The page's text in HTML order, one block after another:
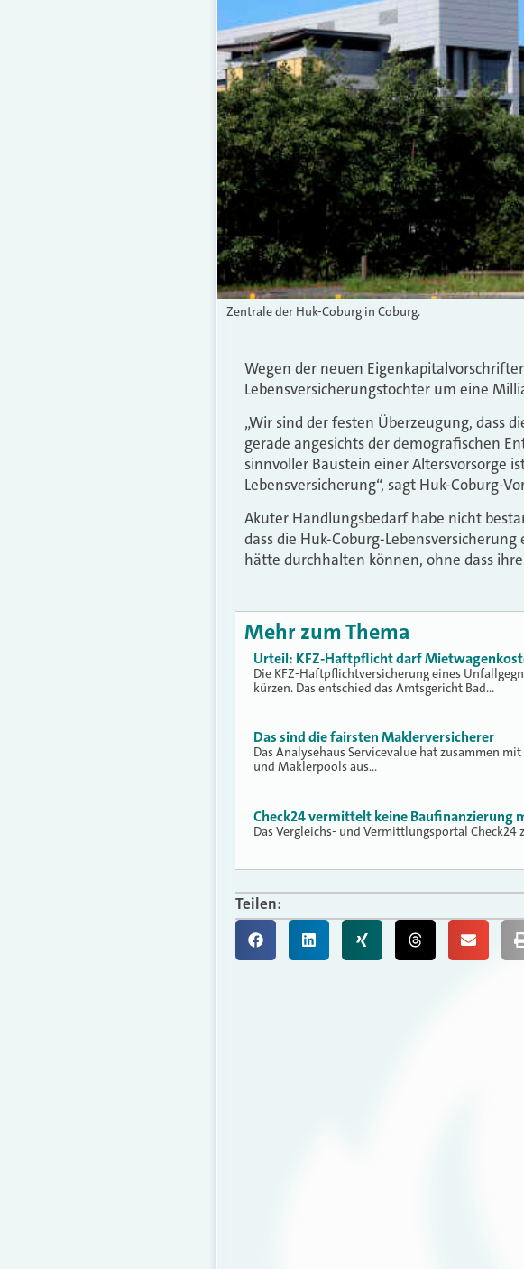
Zentrale der Huk-Coburg in Coburg.
Wegen der neuen
Lebensversicherungstochter um eine
„Wir sind der festen Überzeugung, dass
gerade angesichts der demografischen
sinnvoller Baustein einer Altersvorsorge
Lebensversicherung“, sagt Huk-Coburg-
Akuter Handlungsbedarf habe nicht
dass die Huk-Coburg-
hätte durchhalten können, ohne dass
Mehr zum Thema
Urteil: KFZ-Haftpflicht darf
Die KFZ-Haftpflichtversicherung eines
kürzen. Das entschied das Amtsgericht Bad…
Das sind die fairsten Maklerversicherer
Das Analysehaus Servicevalue hat zusammen
und Maklerpools aus…
Check24 vermittelt keine Baufinanzierung
Das Vergleichs- und Vermittlungsportal
Teilen: